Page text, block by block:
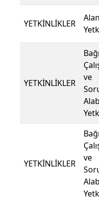
YETKİNLİKLER
YETKİNLİKLER
ve
YETKİNLİKLER
ve